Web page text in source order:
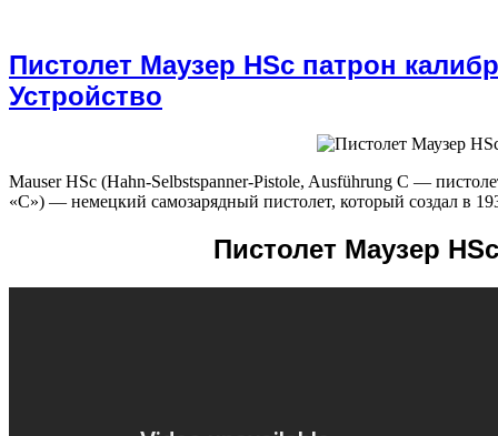
Пистолет Маузер HSc патрон
Устройство
Mauser HSc (Hahn-Selbstspanner-Pistole, Ausführung C —
«C») — немецкий самозарядный пистолет, который создал в
Пистолет Маузер